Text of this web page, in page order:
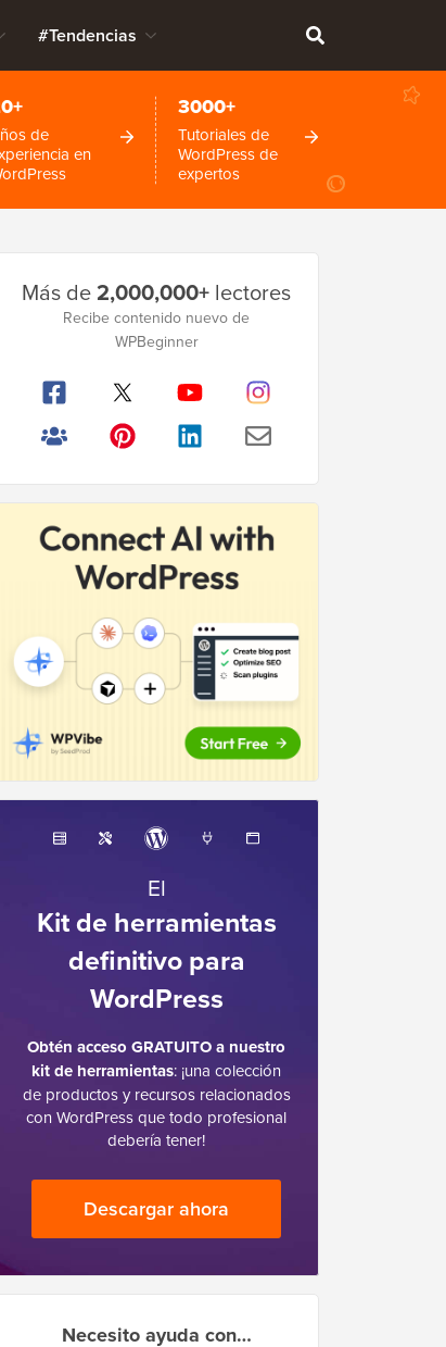
#Tendencias
de
en
3000+
Tutoriales de
WordPress de
expertos
lateral
Más de2,000,000+ lectores
Recibe contenido nuevo de
WPBeginner
El
Kit de herramientas
definitivo para
WordPress
Obtén acceso GRATUITO a nuestro
kit de herramientas: ¡una colección
de productos y recursos relacionados
con WordPress que todo profesional
debería tener!
Descargar ahora
Necesito ayuda con…